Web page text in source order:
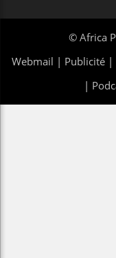
© Africa
Webmail | Publicité |
|